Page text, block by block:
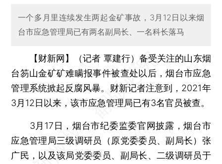
一个多月里连续发生两起金矿事故，3月12日以来烟
台市应急管理局已有两名副局长、一名科长落马
【财新网】（记者 覃建行） 备受关注的山东烟
台笏山金矿矿难瞒报事件被查处以后，烟台市应急
管理系统掀起反腐风暴。财新记者注意到，2021年
3月12日以来，该市应急管理局已有3名官员被查。
3月17日，烟台市纪委监委官网披露，烟台市
应急管理局三级调研员（原党委委员、副局长）张
广民，以及该局党委委员、副局长、二级调研员于